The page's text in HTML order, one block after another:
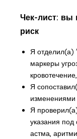
Чек-лист: вы
риск
Я отделил(а)
маркеры
Я
Я
указания под
астма,